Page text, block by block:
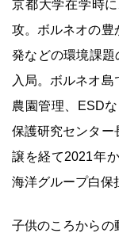
京都大学在学時
攻。ボルネオの豊
発などの環境課
入局。ボルネオ島
農園管理、ESD
保護研究センター
譲を経て2021年
海洋グループ白保
子供のころからの